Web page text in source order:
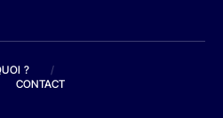
?
/
CONTACT